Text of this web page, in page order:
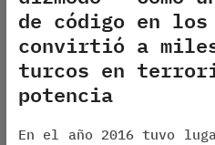
de código en los
convirtió a
turcos en
potencia
En el año 2016 tuvo